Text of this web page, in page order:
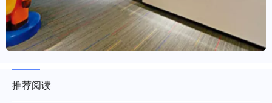
推荐阅读